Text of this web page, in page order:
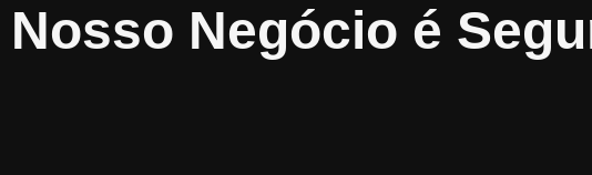
Nosso Negócio é